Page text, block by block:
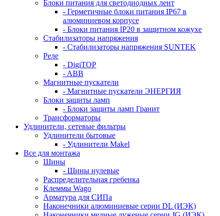
Блоки питания для светодиодных лент
- Герметичные блоки питания IP67 в
алюминиевом корпусе
- Блоки питания IP20 в защитном кожухе
Стабилизаторы напряжения
- Стабилизаторы напряжения SUNTEK
Реле
- DigiTOP
- ABB
Магнитные пускатели
- Магнитные пускатели ЭНЕРГИЯ
Блоки защиты ламп
- Блоки защиты ламп Гранит
Трансформаторы
Удлинители, сетевые фильтры
Удлинители бытовые
- Удлинители Makel
Все для монтажа
Шины
- Шины нулевые
Распределительная гребенка
Клеммы Wago
Арматура для СИПа
Наконечники алюминиевые серии DL (ИЭК)